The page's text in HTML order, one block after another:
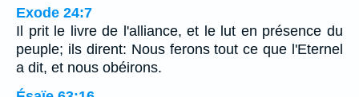
Exode 24:7
Il prit le livre de l'alliance, et le lut en présence du
peuple; ils dirent: Nous ferons tout ce que l'Eternel
a dit, et nous obéirons.